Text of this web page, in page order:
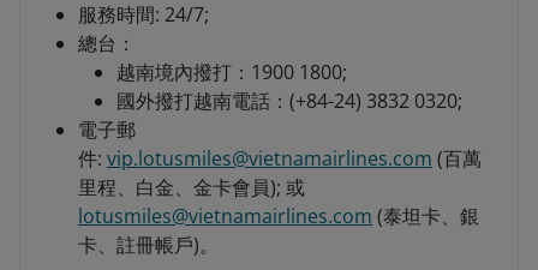
服務時間: 24/7;
總台：
越南境內撥打：1900 1800;
國外撥打越南電話：(+84-24) 3832 0320;
電子郵
件: vip.lotusmiles@vietnamairlines.com (百萬
里程、白金、金卡會員); 或
lotusmiles@vietnamairlines.com (泰坦卡、銀
卡、註冊帳戶)。